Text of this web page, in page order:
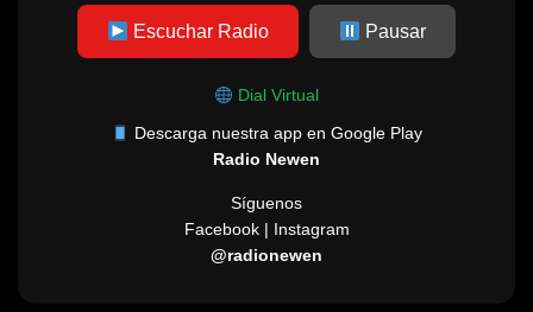
Escuchar Radio Pausar
Dial Virtual
Descarga nuestra app en Google Play
Radio Newen
Síguenos
Facebook | Instagram
@radionewen